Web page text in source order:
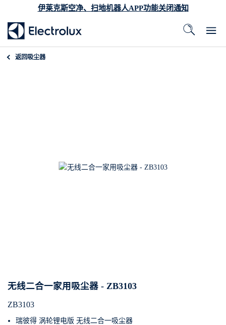
伊莱克斯空净、扫地机器人APP功能关闭通知
返回吸尘器
无线二合一家用吸尘器 - ZB3103
ZB3103
瑞彼得 涡轮锂电版 无线二合一吸尘器